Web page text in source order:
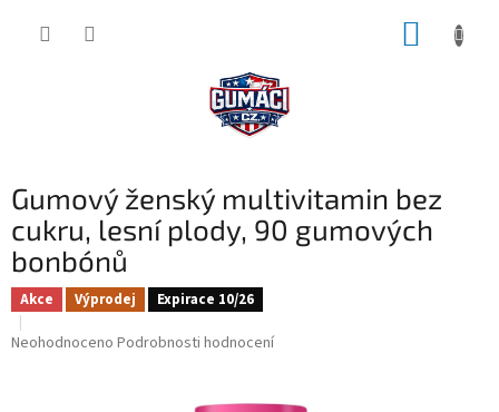
Gumový ženský multivitamin bez
cukru, lesní plody, 90 gumových
bonbónů
Akce Výprodej Expirace 10/26
Průměrné
Neohodnoceno Podrobnosti hodnocení